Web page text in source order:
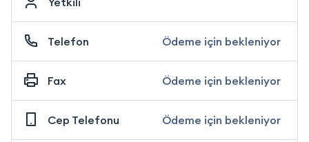
Telefon Ödeme için bekleniyor
Fax Ödeme için bekleniyor
Cep Telefonu Ödeme için bekleniyor